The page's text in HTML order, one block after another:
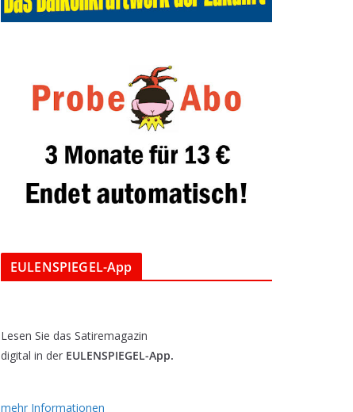
EULENSPIEGEL-App
Lesen Sie das Satiremagazin
digital in der EULENSPIEGEL-App.
mehr Informationen